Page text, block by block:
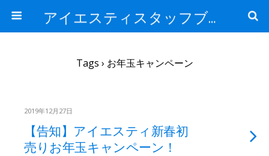
アイエスティスタッフブログ
Tags › お年玉キャンペーン
2019年12月27日
【告知】アイエスティ新春初
売りお年玉キャンペーン！